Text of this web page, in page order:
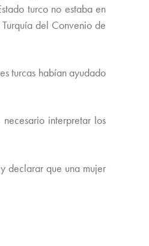
turco no estaba en
del Convenio de
turcas habían ayudado
interpretar los
declarar que una mujer